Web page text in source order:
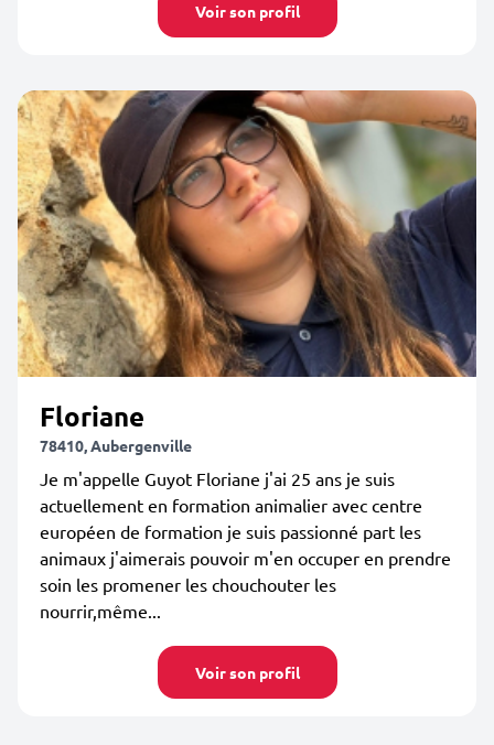
Voir son profil
Floriane
78410, Aubergenville
Je m'appelle Guyot Floriane j'ai 25 ans je suis
actuellement en formation animalier avec centre
européen de formation je suis passionné part les
animaux j'aimerais pouvoir m'en occuper en prendre
soin les promener les chouchouter les
nourrir,même...
Voir son profil